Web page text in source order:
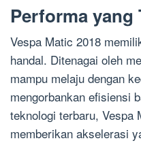
Performa yang
Vespa Matic 2018
handal. Ditenagai oleh
mampu melaju dengan
mengorbankan efisiensi
teknologi terbaru, Vespa
memberikan akselerasi